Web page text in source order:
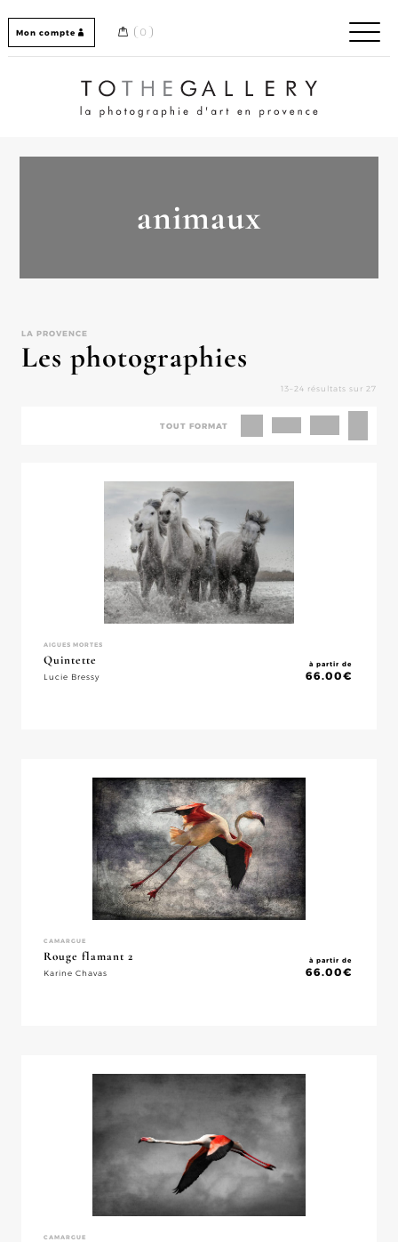
Mon compte 0
Home / Accueil
animaux
LA PROVENCE
Les photographies
13–24 résultats sur 27
TOUT FORMAT
AIGUES MORTES
Quintette
Lucie Bressy
à partir de
66.00€
CAMARGUE
Rouge flamant 2
Karine Chavas
à partir de
66.00€
CAMARGUE